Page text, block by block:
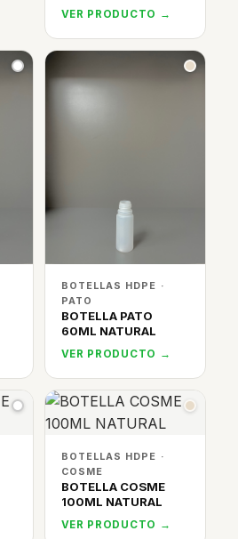
VER PRODUCTO →
BOTELLAS HDPE ·
PATO
BOTELLA PATO
60ML NATURAL
VER PRODUCTO →
BOTELLAS HDPE ·
COSME
BOTELLA COSME
100ML NATURAL
VER PRODUCTO →